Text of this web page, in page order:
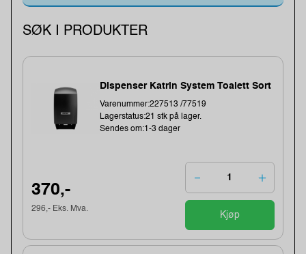
SØK I PRODUKTER
Dispenser Katrin System Toalett Sort
Varenummer:227513 /77519
Lagerstatus:21 stk på lager.
Sendes om:1-3 dager
370,-
296,- Eks. Mva.
Kjøp